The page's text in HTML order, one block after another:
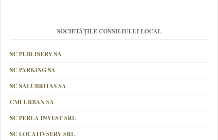
SOCIETĂȚILE CONSILIULUI LOCAL
SC PUBLISERV SA
SC PARKING SA
SC SALUBRITAS SA
CMI URBAN SA
SC PERLA INVEST SRL
SC LOCATIVSERV SRL